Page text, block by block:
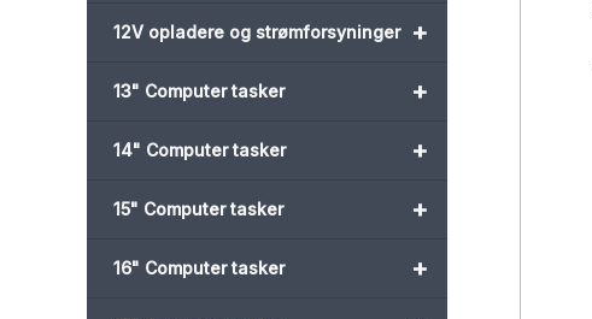
+
12V opladere og strømforsyninger
+
13" Computer tasker
+
14" Computer tasker
+
15" Computer tasker
+
16" Computer tasker